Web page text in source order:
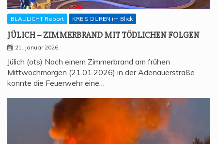
BLAULICHT Report KREIS DÜREN im Blick
JÜLICH – ZIM­MER­BRAND MIT TÖD­LI­CHEN FOLGEN
21. Januar 2026
Jülich (ots) Nach einem Zimmerbrand am frühen
Mittwochmorgen (21.01.2026) in der Adenauerstraße
konnte die Feuerwehr eine…